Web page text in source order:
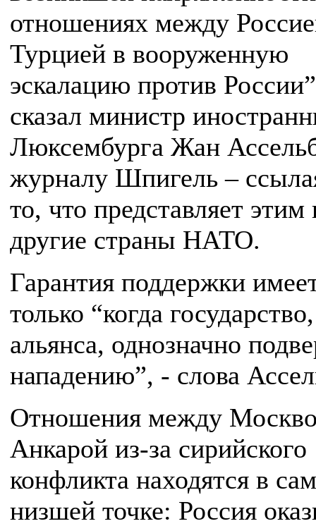
отношениях между
Турцией в вооруженную
эскалацию против
сказал министр
Люксембурга Жан
журналу Шпигель –
то, что представляет
другие страны НАТО.
Гарантия поддержки
только “когда
альянса, однозначно
нападению”, - слова
Отношения между
Анкарой из-за сирийского
конфликта находятся в
низшей точке: Россия